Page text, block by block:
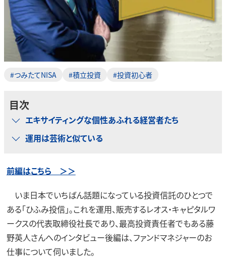
#つみたてNISA #積立投資 #投資初心者
目次
エキサイティングな個性あふれる経営者たち
運用は芸術と似ている
前編はこちら ＞＞
いま日本でいちばん話題になっている投資信託のひとつで
ある「ひふみ投信」。これを運用、販売するレオス・キャピタルワ
ークスの代表取締役社長であり、最高投資責任者でもある藤
野英人さんへのインタビュー後編は、ファンドマネジャーのお
仕事について伺いました。